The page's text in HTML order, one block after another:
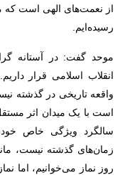
از نعمت‌های الهی است که
رسیده‌ایم.
موحد گفت: در آستانه
واقعه تاریخی در گذشته
است با یک میدان اثر
سالگرد ویژگی خاص
زمان‌های گذشته نیست،
روز نماز می‌خوانیم، اما